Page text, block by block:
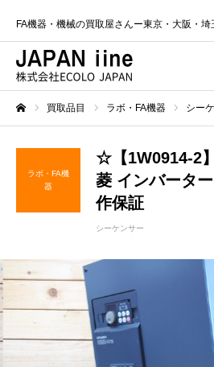
FA機器・機械の買取屋さんー東京・大阪・埼
買取品目 ラボ・FA機器 シー
ラボ・FA機
器
☆【1W0914-2
菱 インバータ
作保証
シーケンサー